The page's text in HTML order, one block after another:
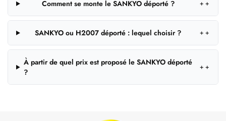
Comment se monte le SANKYO déporté ? ＋
SANKYO ou H2007 déporté : lequel choisir ? ＋
À partir de quel prix est proposé le SANKYO déporté
?
＋